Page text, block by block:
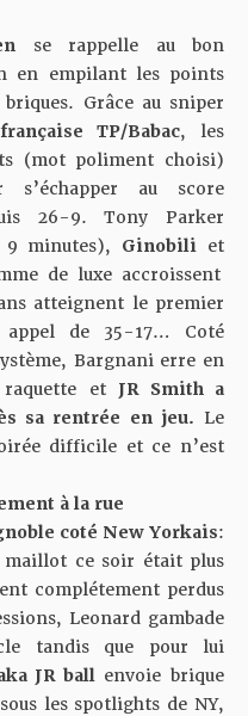
se rappelle au bon
en empilant les points
Grâce au sniper
TP/Babac, les
(mot poliment choisi)
au score
26-9. Tony Parker
9 minutes), Ginobili et
de luxe accroissent
atteignent le premier
appel de 35-17… Coté
Bargnani erre en
et JR Smith a
sa rentrée en jeu. Le
difficile et ce n’est
à la rue
coté New Yorkais:
ce soir était plus
complétement perdus
Leonard gambade
tandis que pour lui
JR ball envoie brique
les spotlights de NY,